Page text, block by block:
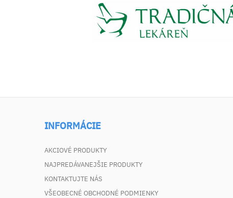
INFORMÁCIE
AKCIOVÉ PRODUKTY
NAJPREDÁVANEJŠIE PRODUKTY
KONTAKTUJTE NÁS
VŠEOBECNÉ OBCHODNÉ PODMIENKY